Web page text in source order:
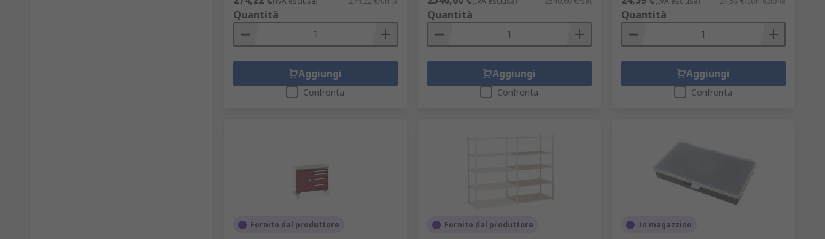
Quantità
Aggiungi
Confronta
Quantità
Aggiungi
Confronta
Quantità
Aggiungi
Confronta
Fornito dal produttore Fornito dal produttore In magazzino